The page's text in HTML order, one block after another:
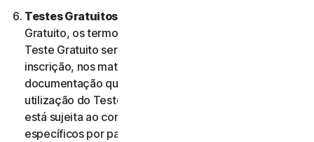
Testes Gratuitos.
Gratuito, os termos específicos aplicáveis ao seu
Teste Gratuito serão fornecidos no momento da
inscrição, nos materiais promocionais e/ou
documentação que descrevem o Teste Gratuito. A
utilização do Teste Gratuito por parte do Utilizador
está sujeita ao comprimento desses termos
específicos por parte do mesmo.